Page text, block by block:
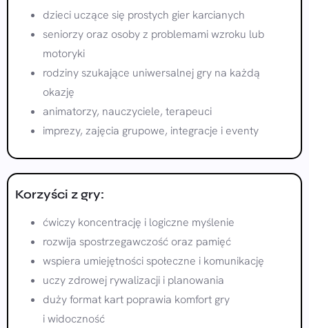
dzieci uczące się prostych gier karcianych
seniorzy oraz osoby z problemami wzroku lub
motoryki
rodziny szukające uniwersalnej gry na każdą
okazję
animatorzy, nauczyciele, terapeuci
imprezy, zajęcia grupowe, integracje i eventy
Korzyści z gry:
ćwiczy koncentrację i logiczne myślenie
rozwija spostrzegawczość oraz pamięć
wspiera umiejętności społeczne i komunikację
uczy zdrowej rywalizacji i planowania
duży format kart poprawia komfort gry
i widoczność